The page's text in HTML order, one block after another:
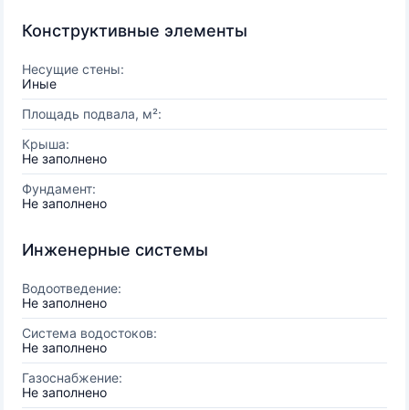
Конструктивные элементы
Несущие стены:
Иные
Площадь подвала, м²:
Крыша:
Не заполнено
Фундамент:
Не заполнено
Инженерные системы
Водоотведение:
Не заполнено
Система водостоков:
Не заполнено
Газоснабжение:
Не заполнено